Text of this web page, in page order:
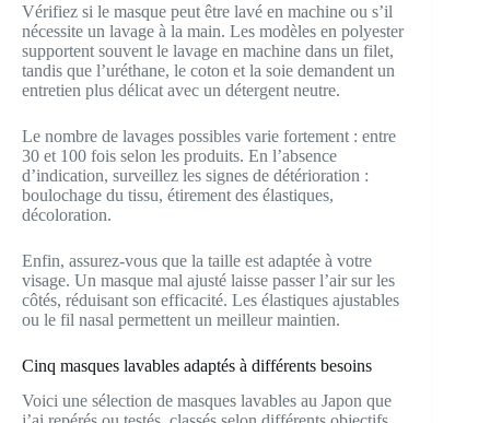
Vérifiez si le masque peut être lavé en machine ou s’il
nécessite un lavage à la main. Les modèles en polyester
supportent souvent le lavage en machine dans un filet,
tandis que l’uréthane, le coton et la soie demandent un
entretien plus délicat avec un détergent neutre.
Le nombre de lavages possibles varie fortement : entre
30 et 100 fois selon les produits. En l’absence
d’indication, surveillez les signes de détérioration :
boulochage du tissu, étirement des élastiques,
décoloration.
Enfin, assurez-vous que la taille est adaptée à votre
visage. Un masque mal ajusté laisse passer l’air sur les
côtés, réduisant son efficacité. Les élastiques ajustables
ou le fil nasal permettent un meilleur maintien.
Cinq masques lavables adaptés à différents besoins
Voici une sélection de masques lavables au Japon que